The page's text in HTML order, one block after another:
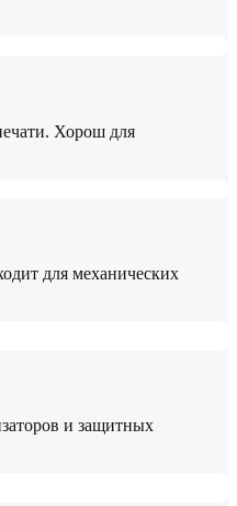
Хорош для
для механических
и защитных